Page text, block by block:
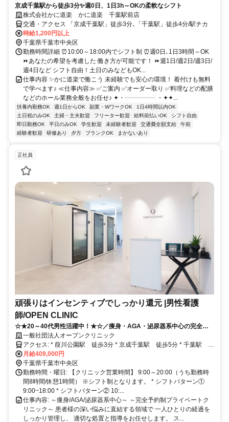
京成千葉駅から徒歩3分✨週0日、1日3h～OKの柔軟なシフト
株式会社かに道楽 かに道楽 千葉駅前店
交通・アクセス 「京成千葉駅」徒歩3分､「千葉駅」徒歩4分/駅チカ
時給1,200円以上
千葉県千葉市中央区
勤務時間詳細 ⏰10:00～18:00内でシフト制 ⏰週0日､1日3時間～OK
⏩あなたの希望を考慮した 働き方が可能です！ ⏩週1日/週2日/週3日/
週4日など シフト自由！土日のみなどもOK...
仕事内容 ✨かに道楽で働こう 未経験でも安心の環境！ 着付けも無料
で学べます♪ ≪仕事内容≫ ✅ご案内 ✅オーダー取り ✅料理などの配膳
などのホール業務全般をお任せ♪ ✦・┈┈┈┈┈ ・✦✦...
扶養内勤務OK 週1日からOK 副業・WワークOK
1日4時間以内OK
土日祝のみOK
主婦・主夫歓迎 フリーター歓迎 給料前払いOK
シフト自由
即日勤務OK
平日のみOK 学生歓迎 未経験者歓迎 交通費全額支給
午前
経験者歓迎
研修あり 夕方 ブランクOK まかないあり
正社員
頑張りはインセンティブでしっかり還元 |男性看護
師/OPEN CLINIC
☆★20～40代男性活躍中！★☆／痩身・AGA・泌尿器系中心の完全予
約制クリニック／各種インセンティブが収入に直結◎／看護師資格が活
かせる／裁量高くキャリアアップしやすい
一般社団法人オープンクリニック
アクセス: * 葭川公園駅 徒歩3分 * 京成千葉駅 徒歩5分 * 千葉駅 徒
歩6分
月給409,000円
千葉県千葉市中央区
勤務時間・曜日: 【クリニック営業時間】 9:00～20:00（うち勤務時
間8時間/休憩1時間） ※シフト制となります。 * シフトパターン①
9:00~18:00 * シフトパターン② 10:...
仕事内容: ～痩身/AGA/泌尿器系中心～ ～完全予約制プライベートク
リニック～ 患者様の深い悩みに直結する領域で 一人ひとりの経過を
しっかり管理し、 適切な処置と指導をお任せします。 ス...